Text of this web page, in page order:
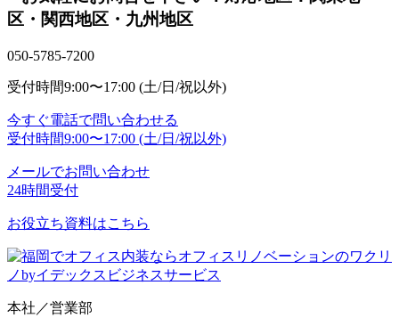
区・関西地区・九州地区
050-5785-7200
受付時間9:00〜17:00 (土/日/祝以外)
今すぐ電話で問い合わせる
受付時間9:00〜17:00 (土/日/祝以外)
メールでお問い合わせ
24時間受付
お役立ち資料はこちら
本社／営業部